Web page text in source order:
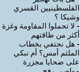
الفلسطينيين القسري
وشيكا ؟
- لا تحملوا المقاومة وغزة
أكثر من طاقتهم
- هل نحتفي بخطاب
الملثم أمس؟ أم نبكي
على ضحايا مجزرة